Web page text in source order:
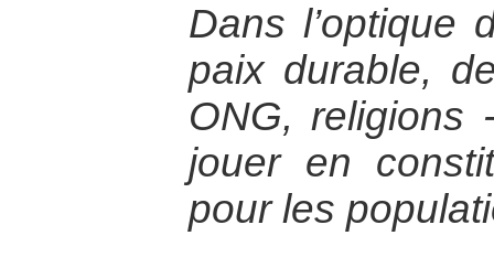
Dans l’optique
paix durable,
ONG,
jouer en
pour les